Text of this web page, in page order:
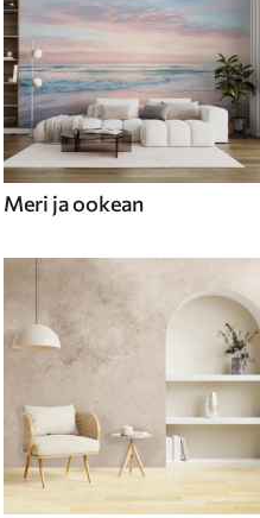
Meri ja ookean